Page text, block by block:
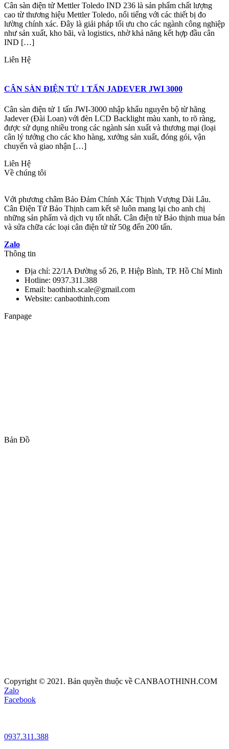
Cân sàn điện tử Mettler Toledo IND 236 là sản phẩm chất lượng
cao từ thương hiệu Mettler Toledo, nổi tiếng với các thiết bị đo
lường chính xác. Đây là giải pháp tối ưu cho các ngành công nghiệp
như sản xuất, kho bãi, và logistics, nhờ khả năng kết hợp đầu cân
IND […]
Liên Hệ
CÂN SÀN ĐIỆN TỬ 1 TẤN JADEVER JWI 3000
Cân sàn điện tử 1 tấn JWI-3000 nhập khẩu nguyên bộ từ hãng
Jadever (Đài Loan) với đèn LCD Backlight màu xanh, to rõ ràng,
được sử dụng nhiều trong các ngành sản xuất và thương mại (loại
cân lý tưởng cho các kho hàng, xưởng sản xuất, đóng gói, vận
chuyển và giao nhận […]
Liên Hệ
Về chúng tôi
Với phương châm Bảo Đảm Chính Xác Thịnh Vượng Dài Lâu.
Cân Điện Tử Bảo Thịnh cam kết sẽ luôn mang lại cho anh chị
những sản phẩm và dịch vụ tốt nhất. Cân điện tử Bảo thịnh mua bán
và sửa chữa các loại cân điện tử từ 50g đến 200 tấn.
Zalo
Thông tin
Địa chỉ: 22/1A Đường số 26, P. Hiệp Bình, TP. Hồ Chí Minh
Hotline: 0937.311.388
Email: baothinh.scale@gmail.com
Website: canbaothinh.com
Fanpage
Bản Đồ
Copyright © 2021. Bản quyền thuộc về CANBAOTHINH.COM
Zalo
Facebook
0937.311.388